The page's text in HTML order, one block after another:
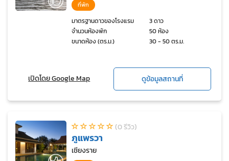
ที่พัก
มาตรฐานดาวของโรงแรม
3 ดาว
จำนวนห้องพัก
50 ห้อง
ขนาดห้อง (ตร.ม.)
30 - 50 ตร.ม.
เปิดโดย Google Map ดูข้อมูลสถานที่
(0 รีวิว)
ภูแพรวา
เชียงราย